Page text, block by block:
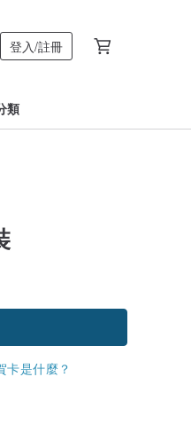
登入/註冊
類
卡是什麼？